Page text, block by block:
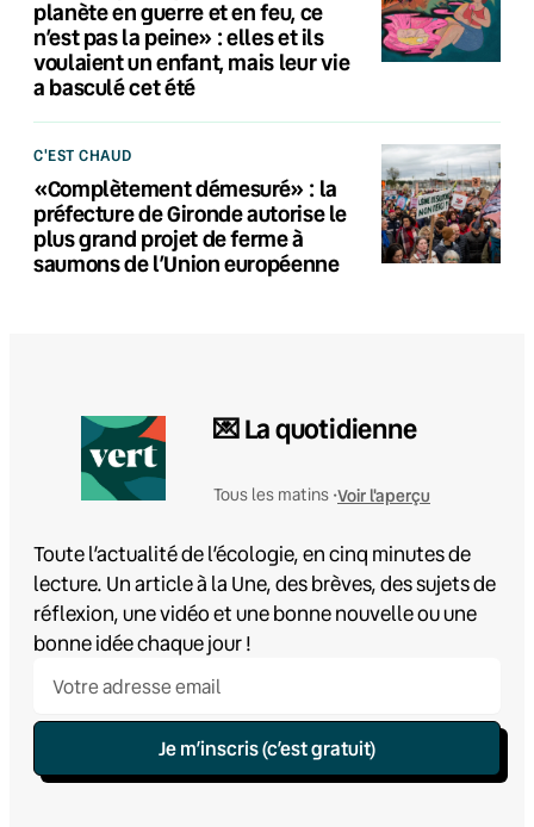
planète en guerre et en feu, ce
n’est pas la peine» : elles et ils
voulaient un enfant, mais leur vie
a basculé cet été
C'EST CHAUD
«Complètement démesuré» : la
préfecture de Gironde autorise le
plus grand projet de ferme à
saumons de l’Union européenne
💌 La quotidienne
Tous les matins •Voir l'aperçu
Toute l’actualité de l’écologie, en cinq minutes de
lecture. Un article à la Une, des brèves, des sujets de
réflexion, une vidéo et une bonne nouvelle ou une
bonne idée chaque jour !
Je m’inscris (c’est gratuit)